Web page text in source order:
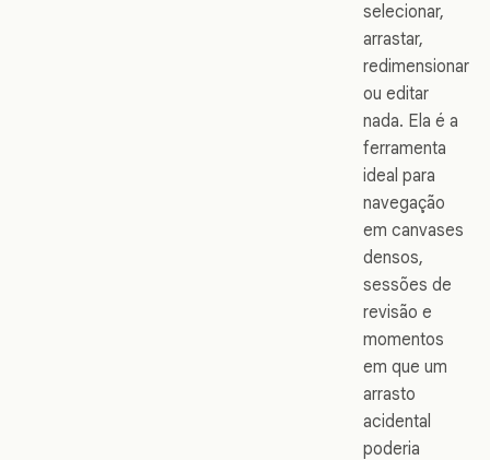
selecionar,
arrastar,
redimensionar
ou editar
nada. Ela é a
ferramenta
ideal para
navegação
em canvases
densos,
sessões de
revisão e
momentos
em que um
arrasto
acidental
poderia